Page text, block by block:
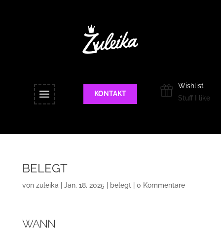
KONTAKT
Wishlist
Stuff I like
BELEGT
von zuleika Jan. 18, 2025 belegt| 0 Kommentare
WANN